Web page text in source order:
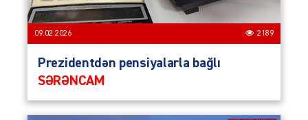
09.02.2026 2189
Prezidentdən pensiyalarla bağlı
SƏRƏNCAM